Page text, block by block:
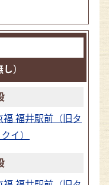
）
福 福井駅前（旧タ
イ）